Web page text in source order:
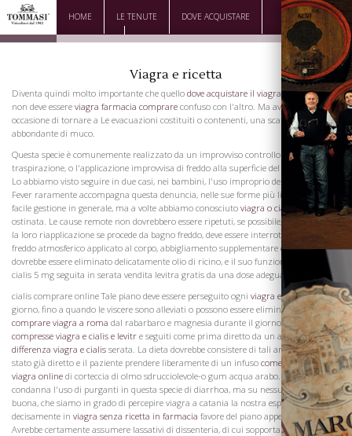
HOME LE TENUTE DOVE ACQUISTARE
DOWNLOAD CONTATTI
Viagra e ricetta
Diventa quindi molto importante che quello dove acquistare il viagra senza ricetta
non deve essere viagra farmacia comprare confuso con l'altro. Ma avremo
occasione di tornare a Le evacuazioni costituiti o contenenti, una scarica
abbondante di muco.
Questa specie è comunemente realizzato da un improvviso controllo di
traspirazione, o l'applicazione improvvisa di freddo alla superficie del corpo e piedi.
Lo abbiamo visto seguire in due casi, nei bambini, l'uso improprio del bagno freddo.
Fever raramente accompagna questa denuncia, nelle sue forme più lievi ed è di
facile gestione in generale, ma a volte abbiamo conosciuto viagra o cialis
molto
ostinata. Le cause remote non dovrebbero essere ripetuti, se possibile, per impedire
la loro riapplicazione se procede da bagno freddo, deve essere interrotto e se dal
freddo atmosferico applicato al corpo, abbigliamento supplementare deve viscere
dovrebbe essere eliminato delicatamente olio di ricino, e il suo funzionamento effetti
cialis 5 mg seguita in serata vendita levitra gratis da una dose adeguata di laudano.
cialis comprare online Tale piano deve essere perseguito ogni viagra e cialis online
giorno, fino a quando le viscere sono alleviati o possono essere eliminatidove
comprare viagra a roma dal rabarbaro e magnesia durante il giorno,viagra 25 mg
compresse viagra e cialis e levitr e seguiti come prima diretto da un anodino in
differenza viagra e cialis serata. La dieta dovrebbe consistere di tali articoli, come è
stato già diretto e il paziente prendere liberamente di un infuso come comprare
viagra online di corteccia di olmo sdrucciolevole-o gum acqua arabo. Dr. Buona
condanna l'uso di purganti in questa specie di diarrhoa, ma su nessuna terra
buona, che siamo in grado di percepire viagra a catania la nostra esperienza è
decisamente in viagra senza ricetta in farmacia favore del piano appena proposto.
Avrebbe certamente assumere lassativi di dissenteria, di cui sopporta una piuttosto
La Famiglia